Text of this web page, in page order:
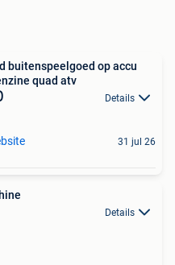
buitenspeelgoed op accu
quad atv
Details
31 jul 26
Details